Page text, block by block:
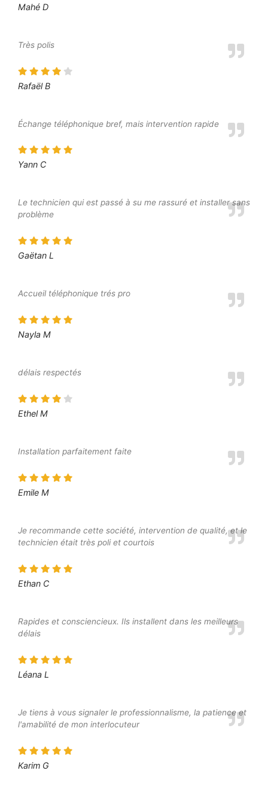
Mahé D
Très polis
Rafaël B
Échange téléphonique bref, mais intervention rapide
Yann C
Le technicien qui est passé à su me rassuré et installer sans
problème
Gaëtan L
Accueil téléphonique trés pro
Nayla M
délais respectés
Ethel M
Installation parfaitement faite
Emile M
Je recommande cette société, intervention de qualité, et le
technicien était très poli et courtois
Ethan C
Rapides et consciencieux. Ils installent dans les meilleurs
délais
Léana L
Je tiens à vous signaler le professionnalisme, la patience et
l'amabilité de mon interlocuteur
Karim G